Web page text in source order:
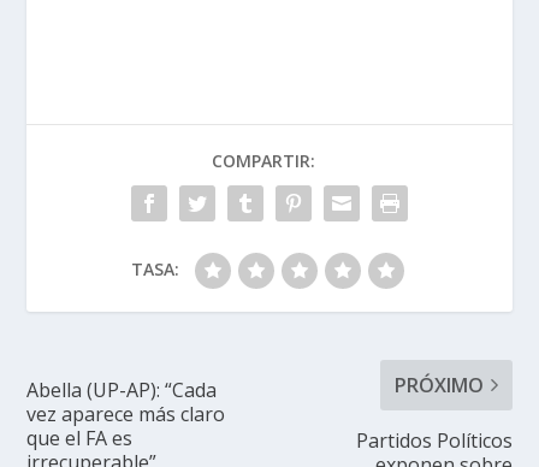
COMPARTIR:
TASA:
Abella (UP-AP): “Cada
vez aparece más claro
que el FA es
PRÓXIMO
Partidos Políticos